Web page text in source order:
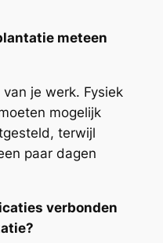
meteen
je werk. Fysiek
mogelijk
terwijl
paar dagen
verbonden